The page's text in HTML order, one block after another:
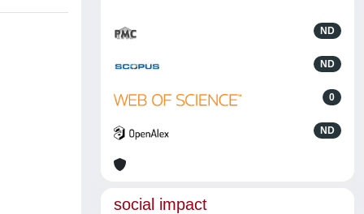
ND
ND
0
ND
social impact